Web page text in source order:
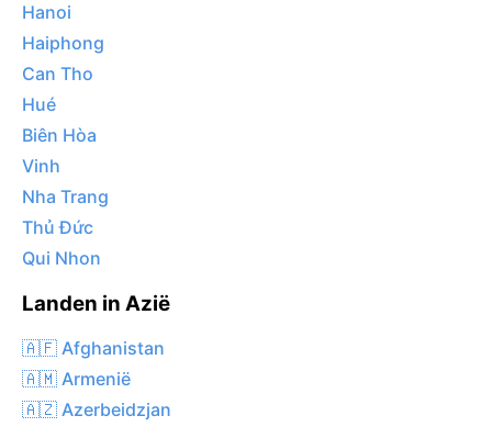
Hanoi
Haiphong
Can Tho
Hué
Biên Hòa
Vinh
Nha Trang
Thủ Đức
Qui Nhon
Landen in Azië
🇦🇫 Afghanistan
🇦🇲 Armenië
🇦🇿 Azerbeidzjan